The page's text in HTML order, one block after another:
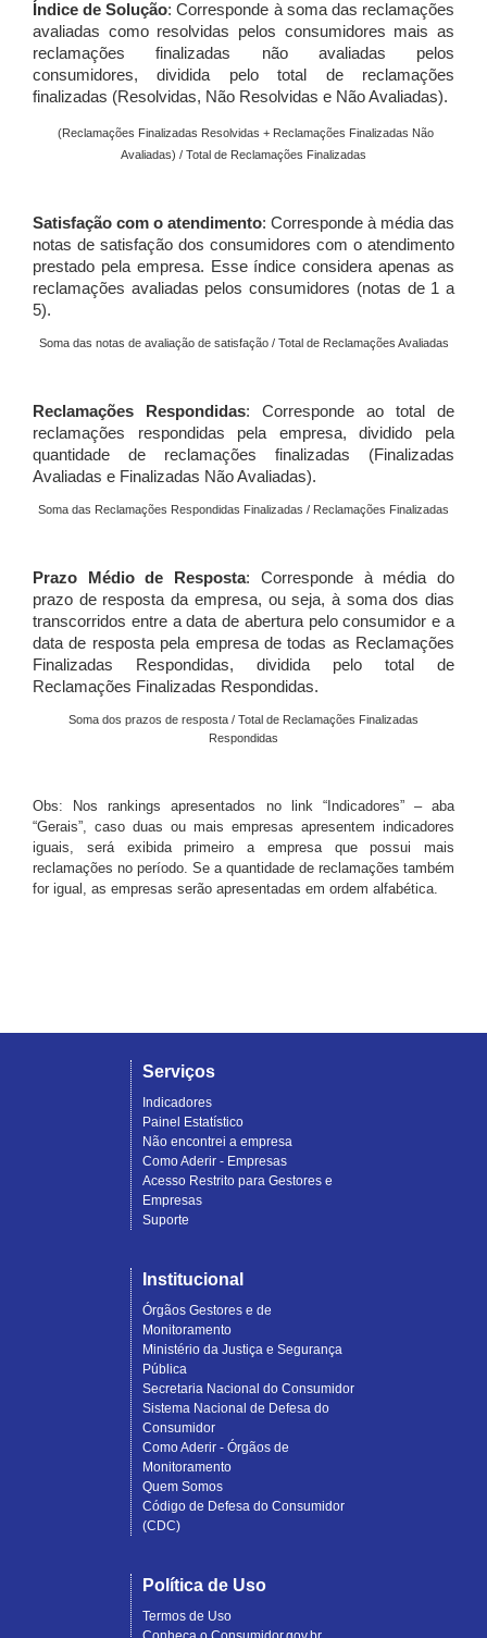
Índice de Solução: Corresponde à soma das reclamações
avaliadas como resolvidas pelos consumidores mais as
reclamações finalizadas não avaliadas pelos
consumidores, dividida pelo total de reclamações
finalizadas (Resolvidas, Não Resolvidas e Não Avaliadas).
(Reclamações Finalizadas Resolvidas + Reclamações Finalizadas Não
Avaliadas) / Total de Reclamações Finalizadas
Satisfação com o atendimento: Corresponde à média das
notas de satisfação dos consumidores com o atendimento
prestado pela empresa. Esse índice considera apenas as
reclamações avaliadas pelos consumidores (notas de 1 a
5).
Soma das notas de avaliação de satisfação / Total de Reclamações Avaliadas
Reclamações Respondidas: Corresponde ao total de
reclamações respondidas pela empresa, dividido pela
quantidade de reclamações finalizadas (Finalizadas
Avaliadas e Finalizadas Não Avaliadas).
Soma das Reclamações Respondidas Finalizadas / Reclamações Finalizadas
Prazo Médio de Resposta: Corresponde à média do
prazo de resposta da empresa, ou seja, à soma dos dias
transcorridos entre a data de abertura pelo consumidor e a
data de resposta pela empresa de todas as Reclamações
Finalizadas Respondidas, dividida pelo total de
Reclamações Finalizadas Respondidas.
Soma dos prazos de resposta / Total de Reclamações Finalizadas
Respondidas
Obs: Nos rankings apresentados no link “Indicadores” – aba
“Gerais”, caso duas ou mais empresas apresentem indicadores
iguais, será exibida primeiro a empresa que possui mais
reclamações no período. Se a quantidade de reclamações também
for igual, as empresas serão apresentadas em ordem alfabética.
Serviços
Indicadores
Painel Estatístico
Não encontrei a empresa
Como Aderir - Empresas
Acesso Restrito para Gestores e
Empresas
Suporte
Institucional
Órgãos Gestores e de
Monitoramento
Ministério da Justiça e Segurança
Pública
Secretaria Nacional do Consumidor
Sistema Nacional de Defesa do
Consumidor
Como Aderir - Órgãos de
Monitoramento
Quem Somos
Código de Defesa do Consumidor
(CDC)
Política de Uso
Termos de Uso